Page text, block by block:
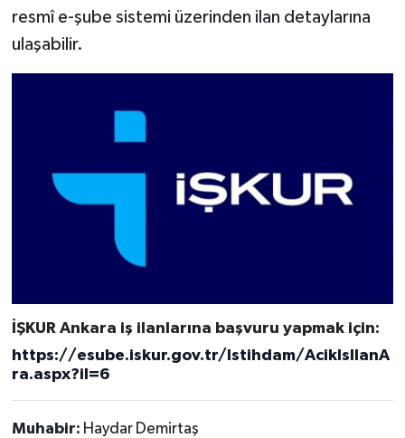
resmî e-şube sistemi üzerinden ilan detaylarına
ulaşabilir.
İŞKUR Ankara iş ilanlarına başvuru yapmak için:
https://esube.iskur.gov.tr/Istihdam/AcikIsIlanA
ra.aspx?il=6
Muhabir: Haydar Demirtaş